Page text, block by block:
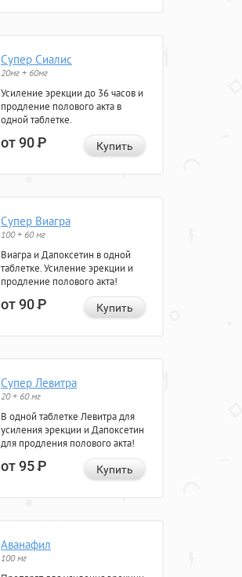
Супер Сиалис
20мг + 60мг
Усиление эрекции до 36 часов и
продление полового акта в
одной таблетке.
от 90Р Купить
Супер Виагра
100 + 60 мг
Виагра и Дапоксетин в одной
таблетке. Усиление эрекции и
продление полового акта!
от 90Р Купить
Супер Левитра
20 + 60 мг
В одной таблетке Левитра для
усиления эрекции и Дапоксетин
для продления полового акта!
от 95Р Купить
Аванафил
100 мг